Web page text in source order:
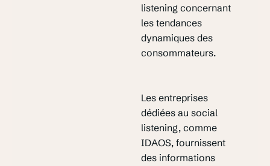
listening concernant
les tendances
dynamiques des
consommateurs.
Les entreprises
dédiées au social
listening, comme
IDAOS, fournissent
des informations